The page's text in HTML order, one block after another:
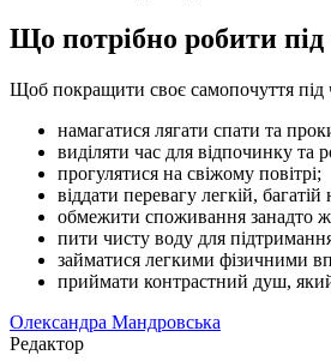
Що потрібно робити під
Щоб покращити своє самопочуття під
намагатися лягати спати та
виділяти час для відпочинку та
прогулятися на свіжому повітрі;
віддати перевагу легкій, багатій
обмежити споживання занадто
пити чисту воду для
займатися легкими фізичними
приймати контрастний душ,
Олександра Мандровська
Редактор